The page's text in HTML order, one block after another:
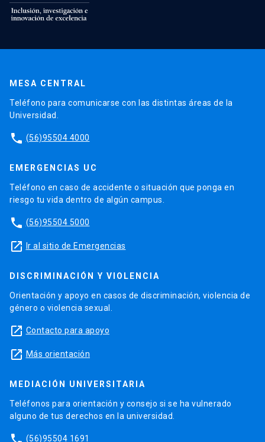
MESA CENTRAL
Teléfono para comunicarse con las distintas áreas de la
Universidad.
phone (56)95504 4000
EMERGENCIAS UC
Teléfono en caso de accidente o situación que ponga en
riesgo tu vida dentro de algún campus.
phone (56)95504 5000
launch Ir al sitio de Emergencias
DISCRIMINACIÓN Y VIOLENCIA
Orientación y apoyo en casos de discriminación, violencia de
género o violencia sexual.
launch Contacto para apoyo
launch Más orientación
MEDIACIÓN UNIVERSITARIA
Teléfonos para orientación y consejo si se ha vulnerado
alguno de tus derechos en la universidad.
(56)95504 1691